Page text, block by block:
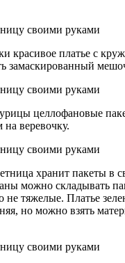
красивое платье с
замаскированный
целлофановые
на веревочку.
хранит пакеты в
можно складывать
тяжелые. Платье
но можно взять